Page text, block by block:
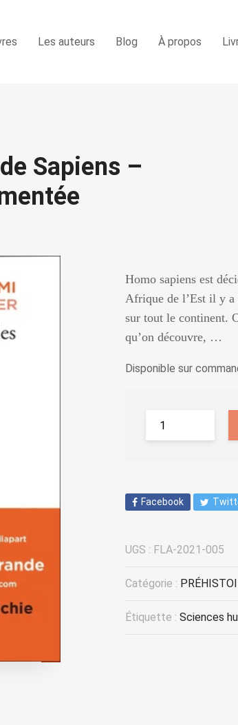
Les auteurs Blog À propos
Sapiens –
Homo sapiens est
Afrique de l’Est il y a
sur tout le continent.
qu’on découvre, …
Disponible sur
Facebook
UGS : FLA-2021-005
Catégorie :
Étiquette : Sciences